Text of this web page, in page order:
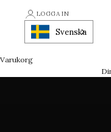
LOGGA IN
Svenska
Varukorg
Ett